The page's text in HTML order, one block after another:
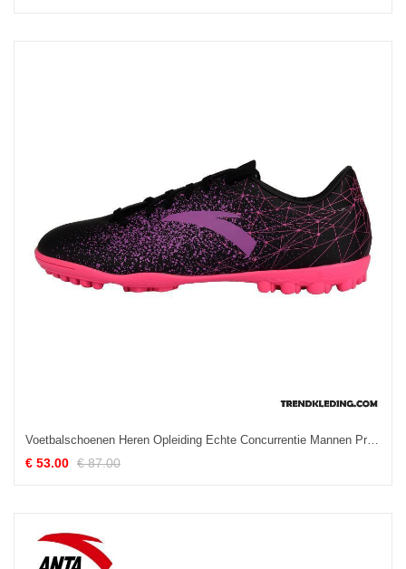
Voetbalschoenen Heren Opleiding Echte Concurrentie Mannen Prairie Stijgijzers
€ 53.00 € 87.00